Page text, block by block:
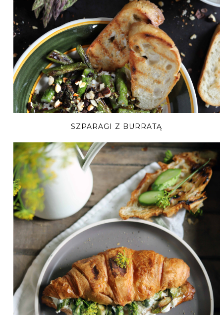
SZPARAGI Z BURRATĄ